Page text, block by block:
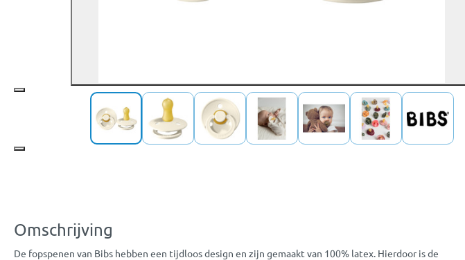
Omschrijving
De fopspenen van Bibs hebben een tijdloos design en zijn gemaakt van 100% latex. Hierdoor is de